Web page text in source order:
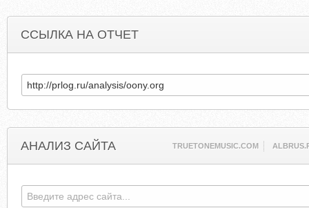
ССЫЛКА НА ОТЧЕТ
АНАЛИЗ САЙТА TRUETONEMUSIC.COM